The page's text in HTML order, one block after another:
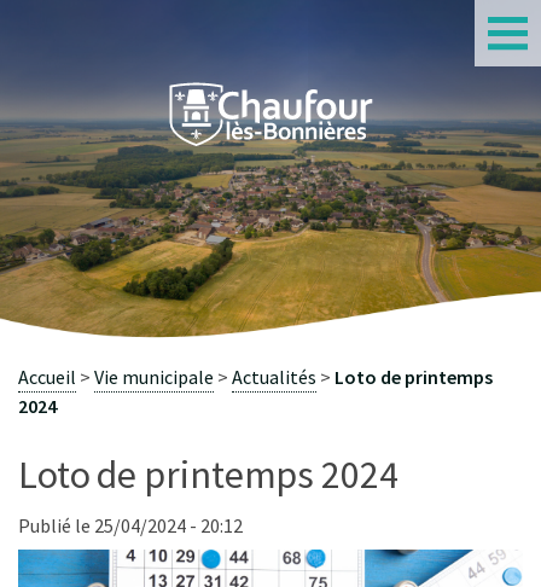
Loto de printemps 2024
Publié le 25/04/2024 - 20:12
Accueil Vie municipale Actualités
Loto de printemps
2024